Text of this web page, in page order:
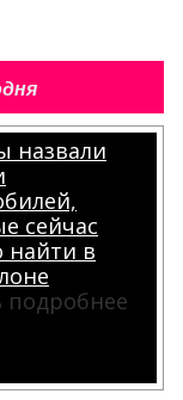
назвали
сейчас
найти в
подробнее